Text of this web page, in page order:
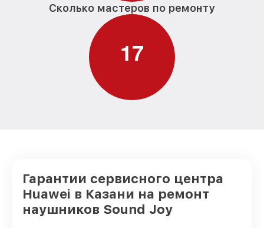
Сколько мастеров по ремонту
17
Гарантии сервисного центра
Huawei в Казани на ремонт
наушников Sound Joy